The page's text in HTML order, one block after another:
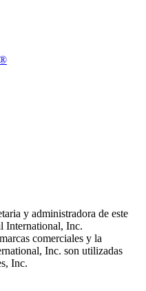
y administradora de este
International, Inc.
comerciales y la
Inc. son utilizadas
Inc.